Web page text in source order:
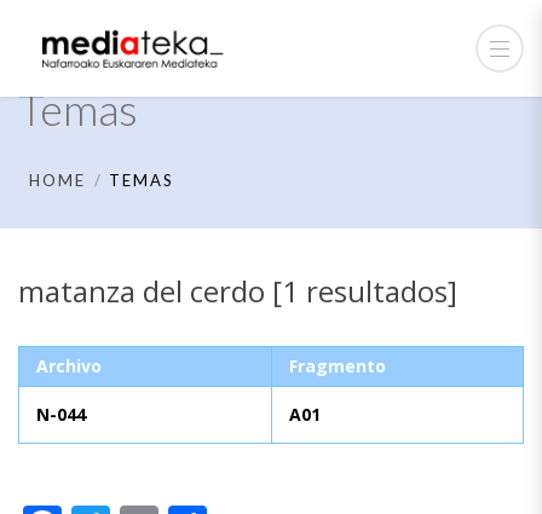
Temas
HOME TEMAS
matanza del cerdo [1 resultados]
Archivo Fragmento
N-044 A01